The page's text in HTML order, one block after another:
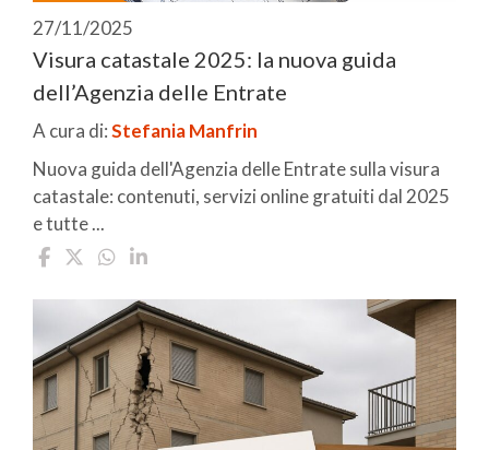
27/11/2025
Visura catastale 2025: la nuova guida
dell’Agenzia delle Entrate
A cura di:Stefania Manfrin
Nuova guida dell'Agenzia delle Entrate sulla visura
catastale: contenuti, servizi online gratuiti dal 2025
e tutte ...